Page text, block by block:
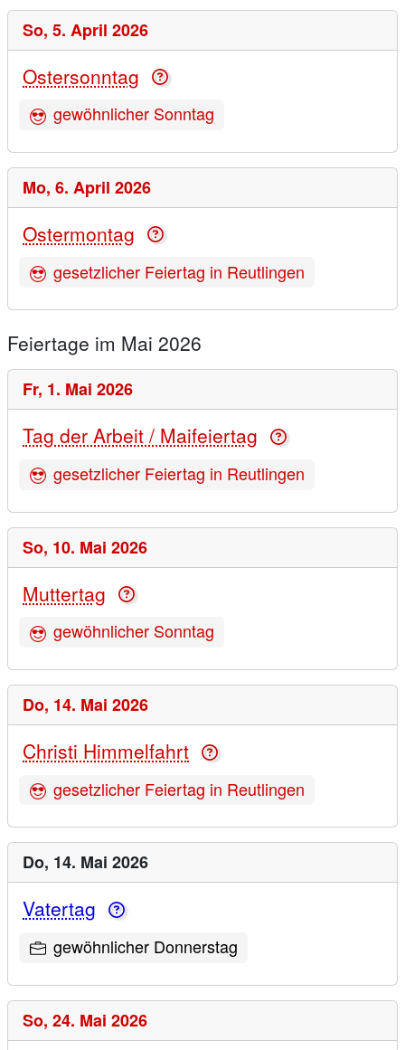
So, 5. April 2026
Ostersonntag
gewöhnlicher Sonntag
Mo, 6. April 2026
Ostermontag
gesetzlicher Feiertag in Reutlingen
Feiertage im Mai 2026
Fr, 1. Mai 2026
Tag der Arbeit / Maifeiertag
gesetzlicher Feiertag in Reutlingen
So, 10. Mai 2026
Muttertag
gewöhnlicher Sonntag
Do, 14. Mai 2026
Christi Himmelfahrt
gesetzlicher Feiertag in Reutlingen
Do, 14. Mai 2026
Vatertag
gewöhnlicher Donnerstag
So, 24. Mai 2026